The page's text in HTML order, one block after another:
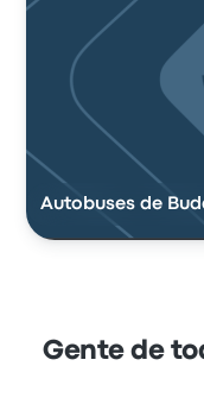
Autobuses de
Gente de